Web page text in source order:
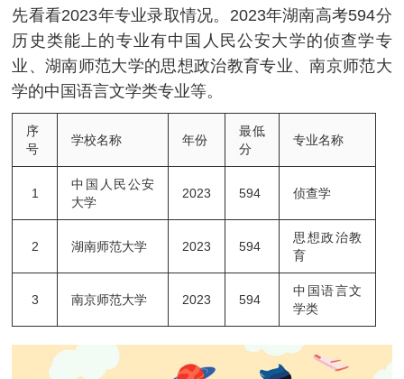
先看看2023年专业录取情况。2023年湖南高考594分
历史类能上的专业有中国人民公安大学的侦查学专
业、湖南师范大学的思想政治教育专业、南京师范大
学的中国语言文学类专业等。
序
号
学校名称 年份
最低
分
专业名称
1
中国人民公安
大学
2023 594 侦查学
2 湖南师范大学 2023 594
思想政治教
育
3 南京师范大学 2023 594
中国语言文
学类